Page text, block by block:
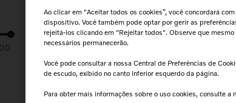
kit reparo motor
Ao clicar em "Aceitar todos os cookies”, você concordará
dispositivo. Você também pode optar por gerir as
rejeitá-los clicando em "Rejeitar todos". Observe que mesmo
necessários permanecerão.
Você pode consultar a nossa Central de Preferências de
de escudo, exibido no canto inferior esquerdo da página.
Para obter mais informações sobre o uso cookies, consulte a